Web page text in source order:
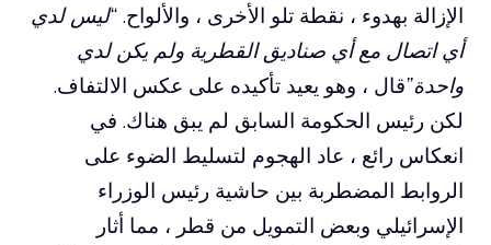
الإزالة بهدوء ، نقطة تلو الأخرى ، والألواح. “ليس لدي
أي اتصال مع أي صناديق القطرية ولم يكن لدي
واحدة”قال ، وهو يعيد تأكيده على عكس الالتفاف.
لكن رئيس الحكومة السابق لم يبق هناك. في
انعكاس رائع ، عاد الهجوم لتسليط الضوء على
الروابط المضطربة بين حاشية رئيس الوزراء
الإسرائيلي وبعض التمويل من قطر ، مما أثار